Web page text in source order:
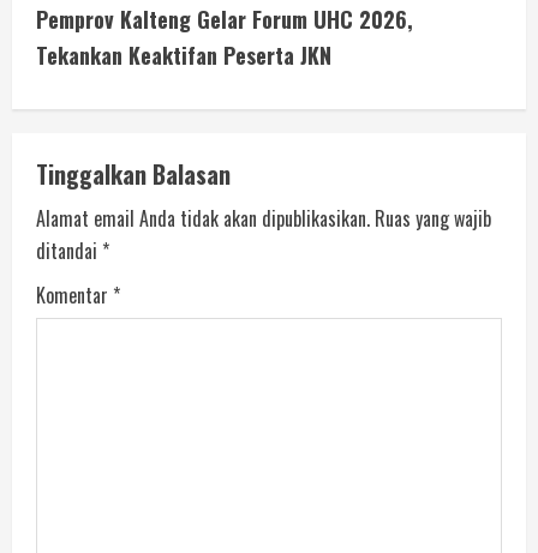
Pemprov Kalteng Gelar Forum UHC 2026,
Tekankan Keaktifan Peserta JKN
Tinggalkan Balasan
Alamat email Anda tidak akan dipublikasikan. Ruas yang wajib
ditandai *
Komentar *